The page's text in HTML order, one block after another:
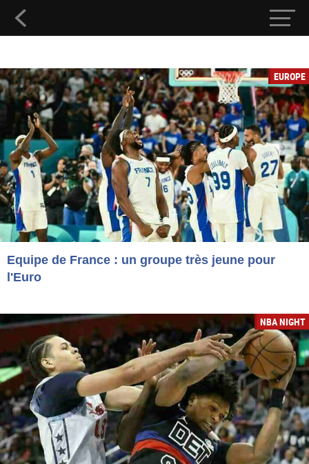
EUROPE
Equipe de France : un groupe très jeune pour
l'Euro
NBA NIGHT